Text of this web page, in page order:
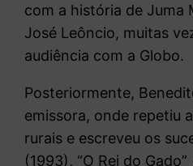
com a história de Juma
José Leôncio, muitas
audiência com a Globo.
Posteriormente,
emissora, onde repetiu
rurais e escreveu os
(1993), “O Rei do